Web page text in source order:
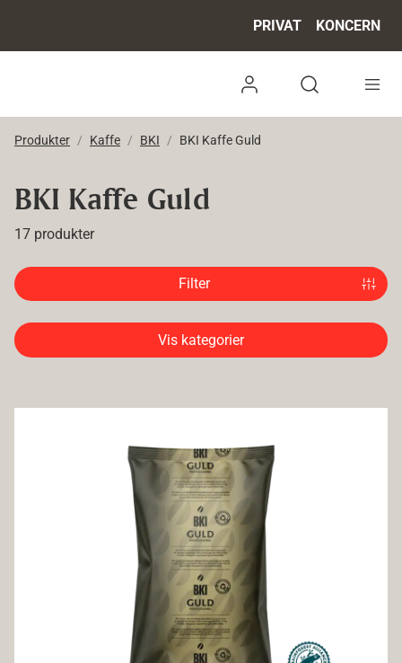
PRIVAT KONCERN
Log ind
Produkter Kaffe BKI BKI Kaffe Guld
BKI Kaffe Guld
17 produkter
Filter
Vis kategorier